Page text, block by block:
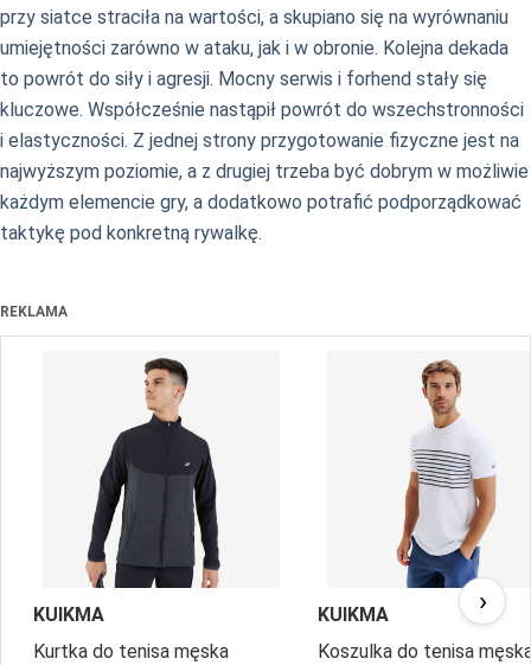
przy siatce straciła na wartości, a skupiano się na wyrównaniu
umiejętności zarówno w ataku, jak i w obronie. Kolejna dekada
to powrót do siły i agresji. Mocny serwis i forhend stały się
kluczowe. Współcześnie nastąpił powrót do wszechstronności
i elastyczności. Z jednej strony przygotowanie fizyczne jest na
najwyższym poziomie, a z drugiej trzeba być dobrym w możliwie
każdym elemencie gry, a dodatkowo potrafić podporządkować
taktykę pod konkretną rywalkę.
REKLAMA
KUIKMA
Kurtka do tenisa męska
KUIKMA
Koszulka do tenisa
›